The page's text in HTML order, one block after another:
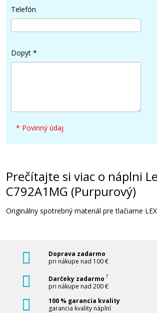
391,90 €
Originálny toner
405,90 €
Pridať do košíka
Lexmark C792A1CG
Originálny toner
Telefón
Dopyt *
* Povinný údaj
Prečítajte si viac o náplni
C792A1MG (Purpurový)
Originálny spotrebný materiál pre tlačiarne
Doprava zadarmo
pri nákupe nad 100 €
Darčeky zadarmo ?
pri nákupe nad 200 €
100 % garancia kvality
garancia kvality náplní